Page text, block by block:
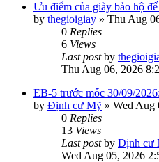
Ưu điểm của giày bảo hộ đế
by thegioigiay » Thu Aug
0 Replies
6 Views
Last postby
Thu Aug 06, 2026
EB-5 trước mốc 30/09/
by Định cư Mỹ » Wed Aug
0 Replies
13 Views
Last postby Định cư
Wed Aug 05, 2026